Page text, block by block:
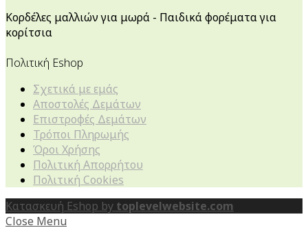
Κορδέλες μαλλιών για μωρά - Παιδικά φορέματα για
κορίτσια
Πολιτική Eshop
Σχετικά με εμάς
Αποστολές Δεμάτων
Επιστροφές Δεμάτων
Τρόποι Πληρωμής
Όροι Χρήσης
Πολιτική Απορρήτου
Πολιτική Cookies
Κατασκευή Eshop by toplevelwebsite.com
Close Menu